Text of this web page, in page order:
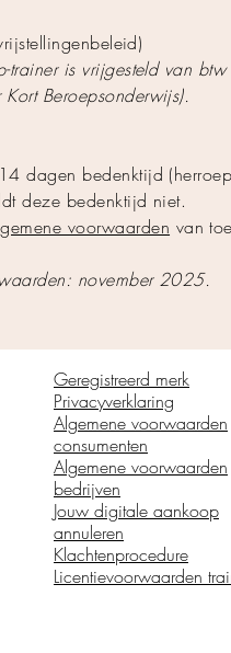
trainer is vrijgesteld van
Beroepsonderwijs).
dagen bedenktijd
deze bedenktijd niet.
voorwaarden van
november 2025.
Geregistreerd merk
Privacyverklaring
Algemene voorwaarden
consumenten
Algemene voorwaarden
bedrijven
Jouw digitale aankoop
annuleren
Klachtenprocedure
Licentievoorwaarden